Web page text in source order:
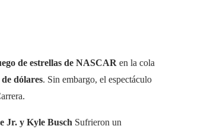
de estrellas de NASCAR en la cola
de dólares. Sin embargo, el espectáculo
Jr. y Kyle Busch Sufrieron un